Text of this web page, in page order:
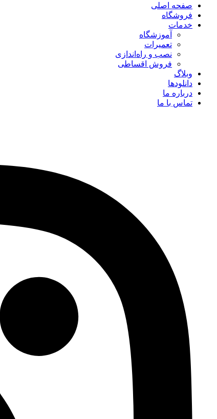
صفحه اصلی
فروشگاه
خدمات
آموزشگاه
تعمیرات
نصب و راه‌اندازی
فروش اقساطی
وبلاگ
دانلودها
درباره ما
تماس با ما